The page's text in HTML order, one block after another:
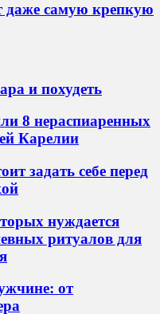
даже самую крепкую
и похудеть
8 нераспиаренных
Карелии
задать себе перед
нуждается
ритуалов для
от